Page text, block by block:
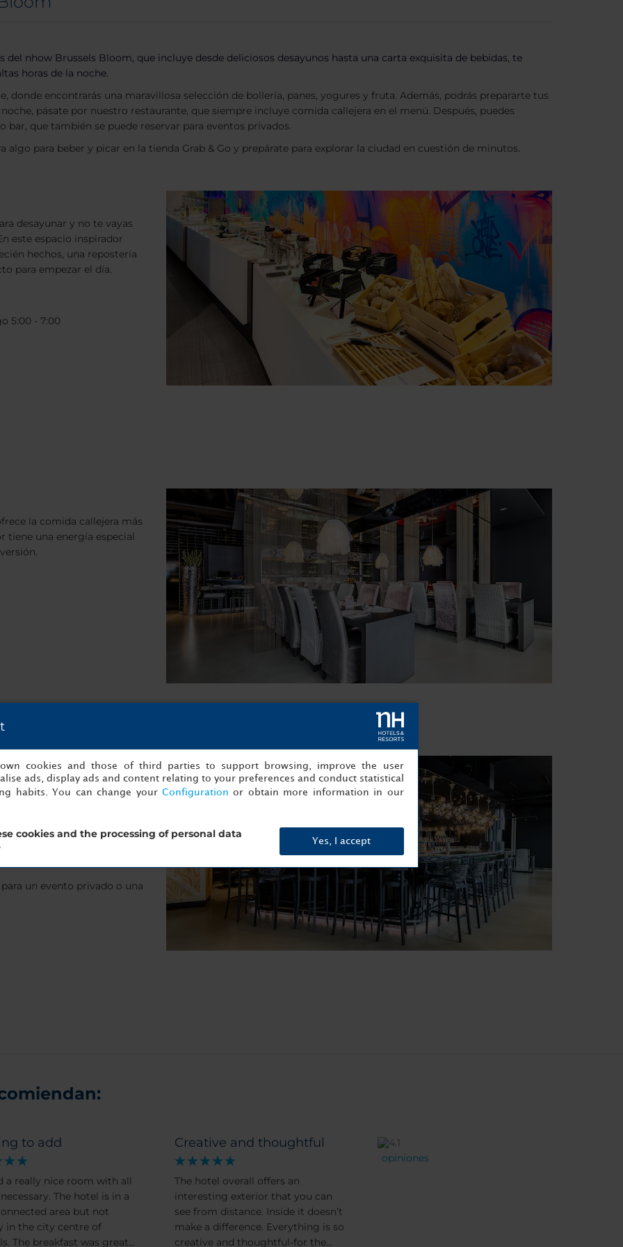
nhow Brussels Bloom, que incluye desde deliciosos desayunos hasta una carta exquisita de bebidas, te
horas de la noche.
donde encontrarás una maravillosa selección de bollería, panes, yogures y fruta. Además, podrás prepararte tus
pásate por nuestro restaurante, que siempre incluye comida callejera en el menú. Después, puedes
que también se puede reservar para eventos privados.
para beber y picar en la tienda Grab & Go y prepárate para explorar la ciudad en cuestión de minutos.
desayunar y no te vayas
este espacio inspirador
hechos, una repostería
para empezar el día.
5:00 - 7:00
la comida callejera más
tiene una energía especial
delicioso aperitivo y una
de un día de
vinos
para elegir. Seguro que
un evento privado o una
to add
a really nice room with all
The hotel is in a
area but not
in the city centre of
The breakfast was great
Creative and thoughtful
The hotel overall offers an
interesting exterior that you can
see from distance. Inside it doesn’t
make a difference. Everything is so
creative and thoughtful-for the
opiniones
cookies and those of third parties to support browsing, improve the user
ads, display ads and content relating to your preferences and conduct statistical
habits. You can change your Configuration or obtain more information in our
cookies and the processing of personal data
Yes, I accept